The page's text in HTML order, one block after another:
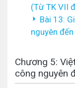
(Từ TK VII
Bài 13:
nguyên đến
Chương 5:
công nguyên